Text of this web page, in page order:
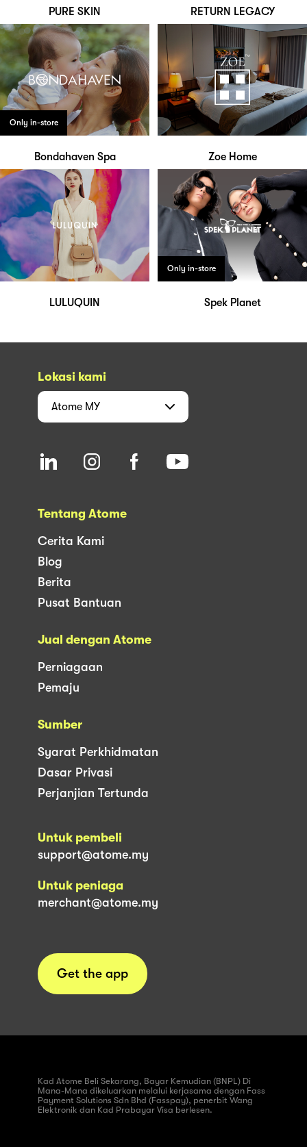
PURE SKIN RETURN LEGACY
Only in-store
Bondahaven Spa Zoe Home
LULUQUIN
Only in-store
Spek Planet
Lokasi kami
Atome MY
Tentang Atome
Cerita Kami
Blog
Berita
Pusat Bantuan
Jual dengan Atome
Perniagaan
Pemaju
Sumber
Syarat Perkhidmatan
Dasar Privasi
Perjanjian Tertunda
Untuk pembeli
support@atome.my
Untuk peniaga
merchant@atome.my
Get the app
Kad Atome Beli Sekarang, Bayar Kemudian (BNPL) Di
Mana-Mana dikeluarkan melalui kerjasama dengan Fass
Payment Solutions Sdn Bhd (Fasspay), penerbit Wang
Elektronik dan Kad Prabayar Visa berlesen.